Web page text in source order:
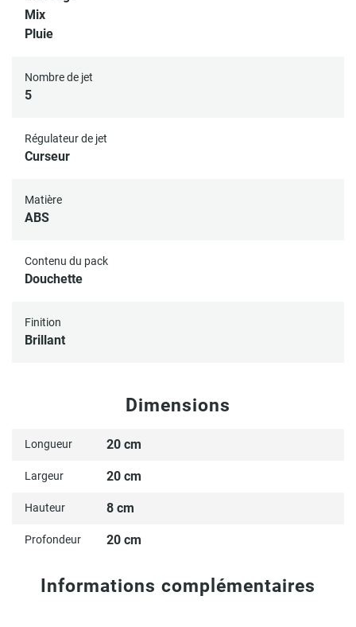
Mix
Pluie
Nombre de jet
5
Régulateur de jet
Curseur
Matière
ABS
Contenu du pack
Douchette
Finition
Brillant
Dimensions
Longueur 20 cm
Largeur 20 cm
Hauteur 8 cm
Profondeur 20 cm
Informations complémentaires